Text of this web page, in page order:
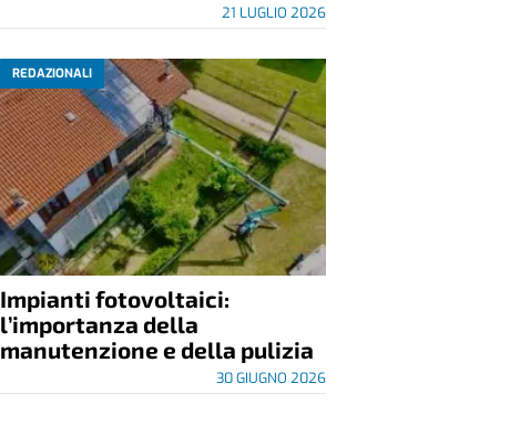
21 LUGLIO 2026
REDAZIONALI
Impianti fotovoltaici:
l’importanza della
manutenzione e della pulizia
30 GIUGNO 2026